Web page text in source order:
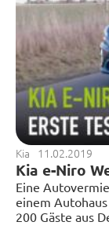
Kia 11.02.2019
Kia e-Niro
Eine
einem
200 Gäste aus